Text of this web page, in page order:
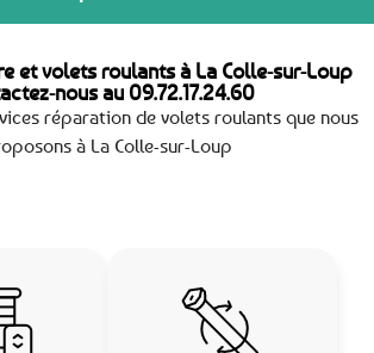
et volets roulants à La Colle-sur-Loup
nous au 09.72.17.24.60
réparation de volets roulants que nous
à La Colle-sur-Loup